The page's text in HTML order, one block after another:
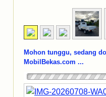
Mohon tunggu, sedang
MobilBekas.com ...